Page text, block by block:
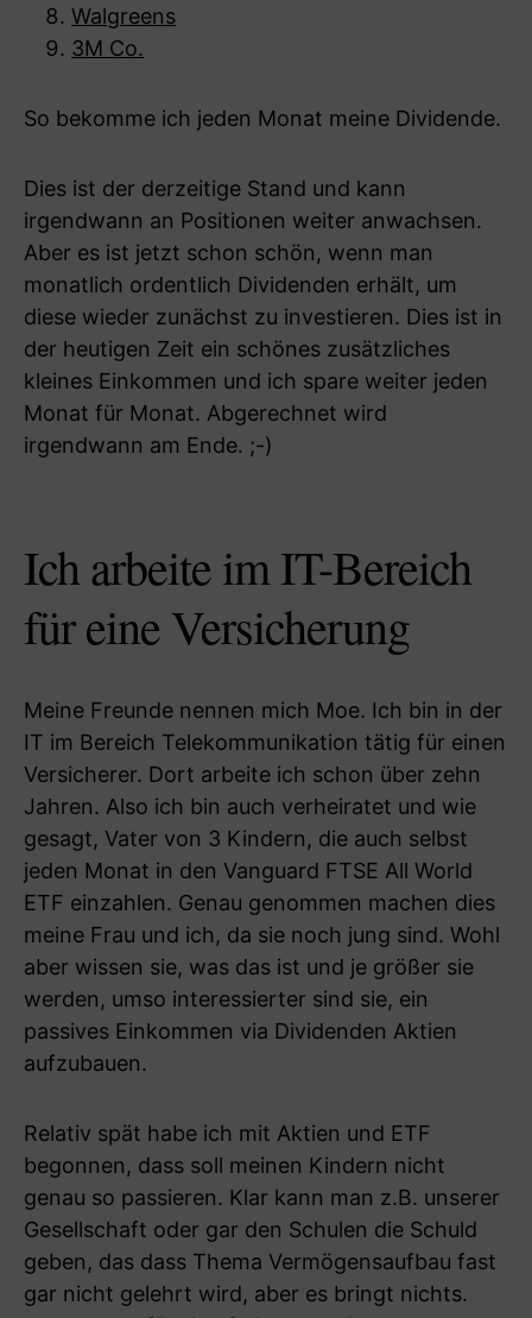
Walgreens
3M Co.
So bekomme ich jeden Monat meine Dividende.
Dies ist der derzeitige Stand und kann
irgendwann an Positionen weiter anwachsen.
Aber es ist jetzt schon schön, wenn man
monatlich ordentlich Dividenden erhält, um
diese wieder zunächst zu investieren. Dies ist in
der heutigen Zeit ein schönes zusätzliches
kleines Einkommen und ich spare weiter jeden
Monat für Monat. Abgerechnet wird
irgendwann am Ende. ;-)
Ich arbeite im IT-Bereich
für eine Versicherung
Meine Freunde nennen mich Moe. Ich bin in der
IT im Bereich Telekommunikation tätig für einen
Versicherer. Dort arbeite ich schon über zehn
Jahren. Also ich bin auch verheiratet und wie
gesagt, Vater von 3 Kindern, die auch selbst
jeden Monat in den Vanguard FTSE All World
ETF einzahlen. Genau genommen machen dies
meine Frau und ich, da sie noch jung sind. Wohl
aber wissen sie, was das ist und je größer sie
werden, umso interessierter sind sie, ein
passives Einkommen via Dividenden Aktien
aufzubauen.
Relativ spät habe ich mit Aktien und ETF
begonnen, dass soll meinen Kindern nicht
genau so passieren. Klar kann man z.B. unserer
Gesellschaft oder gar den Schulen die Schuld
geben, das dass Thema Vermögensaufbau fast
gar nicht gelehrt wird, aber es bringt nichts.